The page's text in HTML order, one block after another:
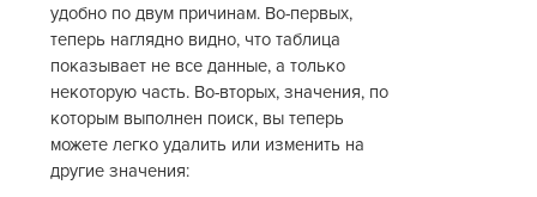
удобно по двум причинам. Во-первых,
теперь наглядно видно, что таблица
показывает не все данные, а только
некоторую часть. Во-вторых, значения, по
которым выполнен поиск, вы теперь
можете легко удалить или изменить на
другие значения: